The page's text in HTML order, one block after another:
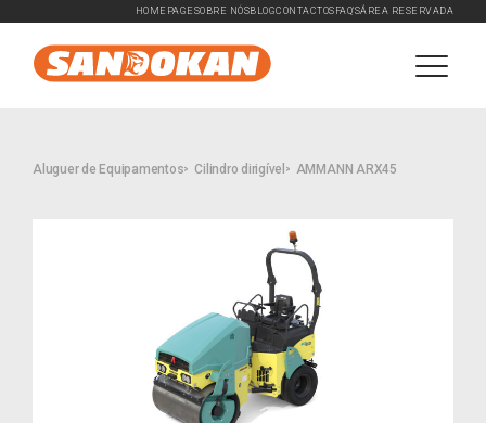
HOMEPAGE SOBRE NÓSBLOGCONTACTOS FAQ'SÁREA RESERVADA
Aluguer de Equipamentos Cilindro dirigível AMMANN ARX45